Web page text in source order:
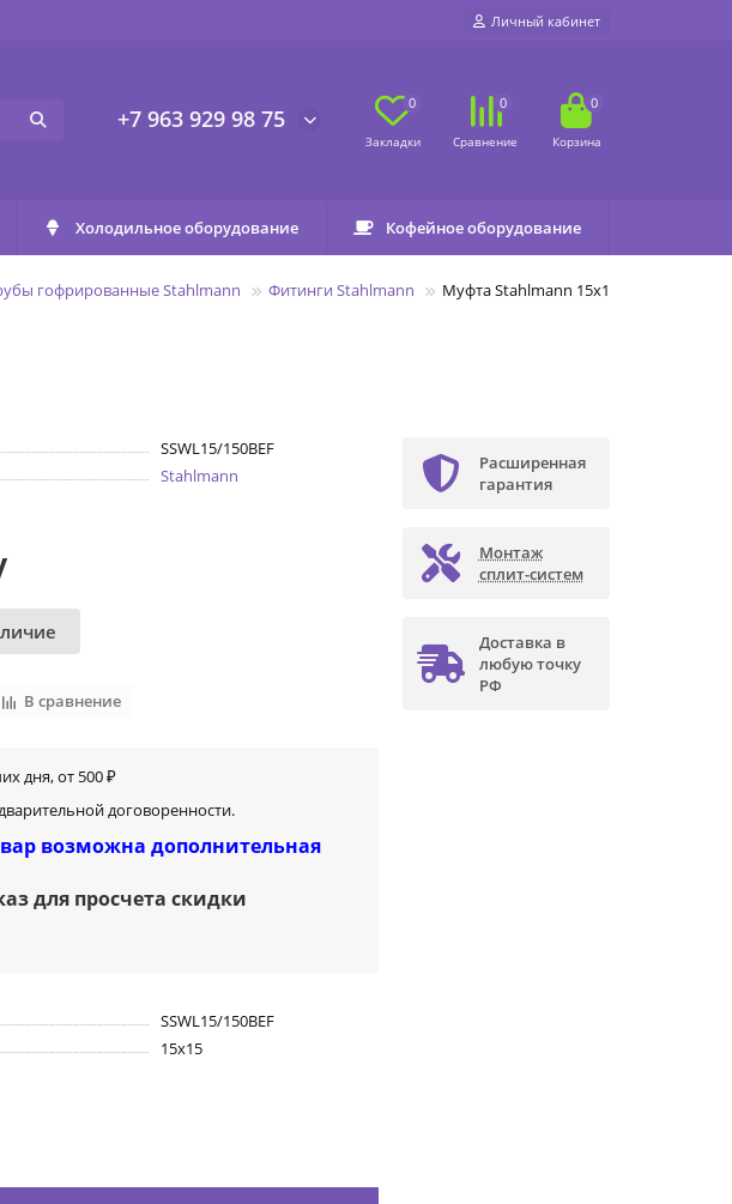
Личный кабинет
+7 963 929 98 75
0 0 0
Холодильное оборудование Кофейное оборудование
гофрированные Stahlmann Фитинги Stahlmann Муфта Stahlmann 15х15 EF
SSWL15/150BEF
Stahlmann
В сравнение
дня, от 500 ₽
договоренности.
возможна дополнительная
для просчета скидки
SSWL15/150BEF
15х15
Расширенная
гарантия
Монтаж
сплит-систем
Доставка в
любую точку
РФ